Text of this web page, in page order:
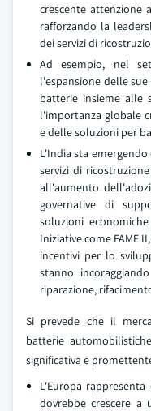
crescente attenzione
rafforzando la
dei servizi di
Ad esempio, nel
l'espansione delle
batterie insieme alle
l'importanza globale
e delle soluzioni per
L'India sta
servizi di
all'aumento
governative di
soluzioni
Iniziative come FAME
incentivi per lo
stanno
riparazione,
Si prevede che il
batterie
significativa e
L'Europa
dovrebbe crescere a